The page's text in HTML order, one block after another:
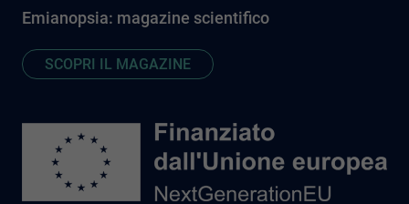
Emianopsia: magazine scientifico
SCOPRI IL MAGAZINE